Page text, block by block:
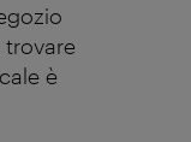
trovare
è